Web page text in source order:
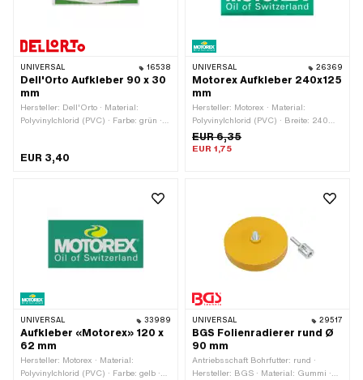
UNIVERSAL 16538
Dell'Orto Aufkleber 90 x 30
mm
Hersteller: Dell'Orto · Material:
Polyvinylchlorid (PVC) · Farbe: grün ·
Beschaffenheit Rückseite: Klebstoff ·
EUR 3,40
UNIVERSAL 26369
Motorex Aufkleber 240x125
mm
Hersteller: Motorex · Material:
Polyvinylchlorid (PVC) · Breite: 240
mm · Höhe: 125 mm · Beschaffenheit
Rückseite: Klebstoff · Verwendungsort:
EUR 6,35
EUR 1,75
UNIVERSAL 33989
Aufkleber «Motorex» 120 x
62 mm
Hersteller: Motorex · Material:
Polyvinylchlorid (PVC) · Farbe: gelb ·
UNIVERSAL 29517
BGS Folienradierer rund Ø
90 mm
Antriebsschaft Bohrfutter: rund ·
Hersteller: BGS · Material: Gummi ·